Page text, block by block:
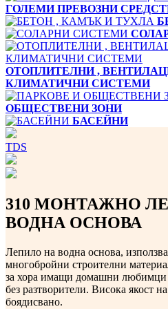
ГОЛЕМИ ПРЕВОЗНИ
ОТОПЛИТЕЛНИ ,
КЛИМАТИЧНИ СИСТЕМИ
ОБЩЕСТВЕНИ ЗОНИ
БАСЕЙНИ
TDS
310 МОНТАЖНО
ВОДНА ОСНОВА
Лепило на водна основа,
многобройни строителни
за хора имащи домашни любимци
без разтворители. Висока якост
боядисвано.